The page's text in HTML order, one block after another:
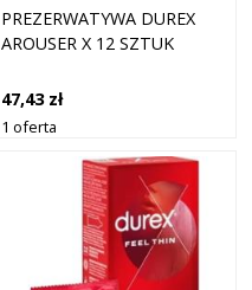
PREZERWATYWA DUREX
AROUSER X 12 SZTUK
47,43 zł
1 oferta